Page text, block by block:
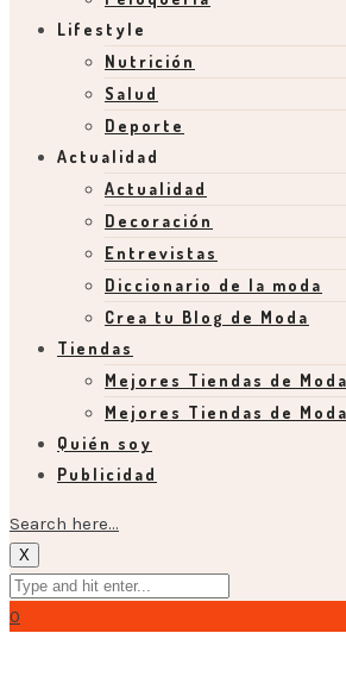
Lifestyle
Nutrición
Salud
Deporte
Actualidad
Actualidad
Decoración
Entrevistas
Diccionario de la moda
Crea tu Blog de Moda
Tiendas
Mejores Tiendas de
Mejores Tiendas de
Quién soy
Publicidad
Search here...
X
0